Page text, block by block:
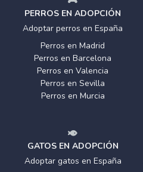
PERROS EN ADOPCIÓN
Adoptar perros en España
Perros en Madrid
Perros en Barcelona
Perros en Valencia
Perros en Sevilla
Perros en Murcia
GATOS EN ADOPCIÓN
Adoptar gatos en España